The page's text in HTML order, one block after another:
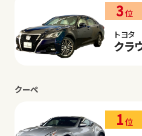
3位
トヨタ
クラ
クーペ
1位